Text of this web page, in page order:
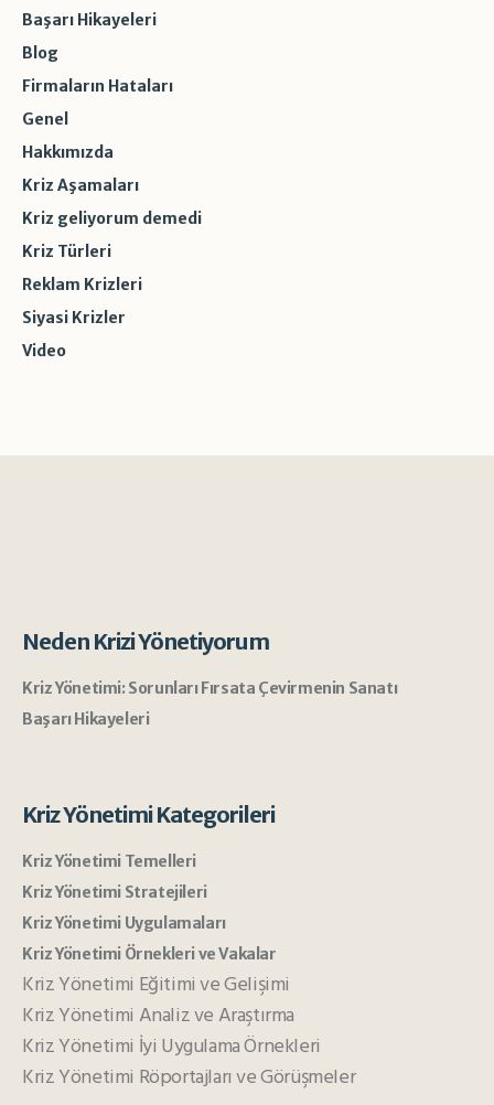
Başarı Hikayeleri
Blog
Firmaların Hataları
Genel
Hakkımızda
Kriz Aşamaları
Kriz geliyorum demedi
Kriz Türleri
Reklam Krizleri
Siyasi Krizler
Video
Neden Krizi Yönetiyorum
Kriz Yönetimi: Sorunları Fırsata Çevirmenin Sanatı
Başarı Hikayeleri
Kriz Yönetimi Kategorileri
Kriz Yönetimi Temelleri
Kriz Yönetimi Stratejileri
Kriz Yönetimi Uygulamaları
Kriz Yönetimi Örnekleri ve Vakalar
Kriz Yönetimi Eğitimi ve Gelişimi
Kriz Yönetimi Analiz ve Araştırma
Kriz Yönetimi İyi Uygulama Örnekleri
Kriz Yönetimi Röportajları ve Görüşmeler